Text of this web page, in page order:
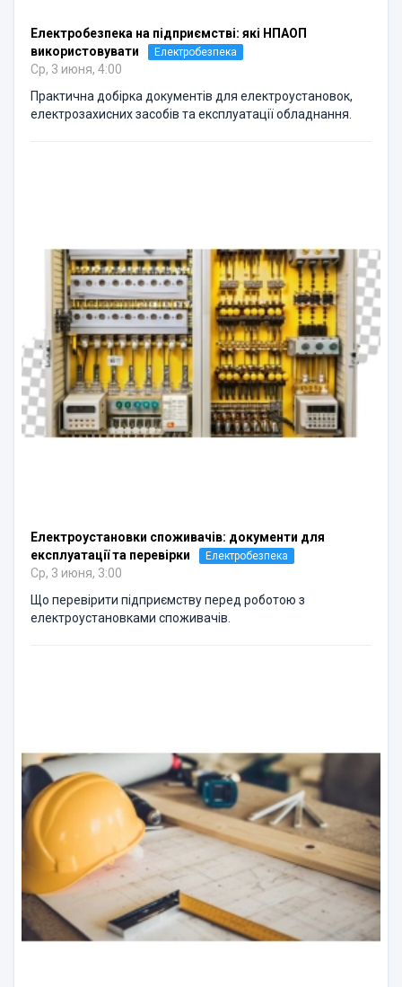
Електробезпека на підприємстві: які НПАОП
використовувати
Електробезпека
Ср, 3 июня, 4:00
Практична добірка документів для електроустановок,
електрозахисних засобів та експлуатації обладнання.
Електроустановки споживачів: документи для
експлуатації та перевірки
Електробезпека
Ср, 3 июня, 3:00
Що перевірити підприємству перед роботою з
електроустановками споживачів.